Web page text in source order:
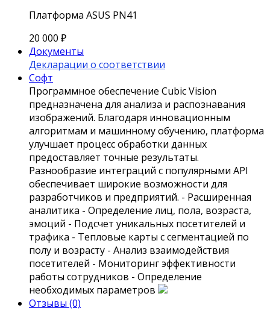
Платформа ASUS PN41
20 000 ₽
Документы
Декларации о соответствии
Софт
Программное обеспечение Сubic Vision
предназначена для анализа и распознавания
изображений. Благодаря инновационным
алгоритмам и машинному обучению, платформа
улучшает процесс обработки данных
предоставляет точные результаты.
Разнообразие интеграций с популярными API
обеспечивает широкие возможности для
разработчиков и предприятий. - Расширенная
аналитика - Определение лиц, пола, возраста,
эмоций - Подсчет уникальных посетителей и
трафика - Тепловые карты с сегментацией по
полу и возрасту - Анализ взаимодействия
посетителей - Мониторинг эффективности
работы сотрудников - Определение
необходимых параметров
Отзывы (0)